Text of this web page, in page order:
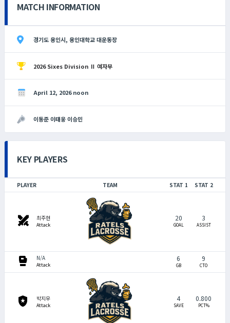
MATCH INFORMATION
경기도 용인시, 용인대학교 대운동장
2026 Sixes Division Ⅱ 여자부
April 12, 2026 noon
이동준 이태웅 이승민
KEY PLAYERS
PLAYER TEAM STAT 1 STAT 2
swords 최주현
Attack
20
GOAL
3
ASSIST
sports_mma N/A
Attack
6
GB
9
CTO
local_police 박지우
Attack
4
SAVE
0.800
PCT%